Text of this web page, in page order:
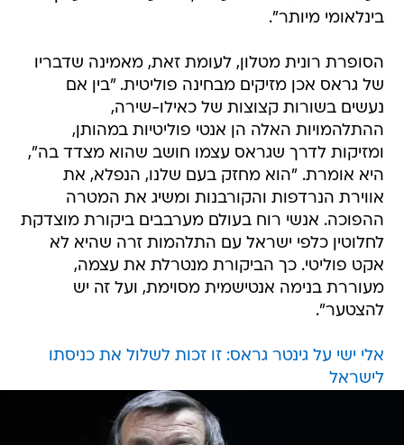
בינלאומי מיותר".
הסופרת רונית מטלון, לעומת זאת, מאמינה שדבריו
של גראס אכן מזיקים מבחינה פוליטית. "בין אם
נעשים בשורות קצוצות של כאילו-שירה,
ההתלהמויות האלה הן אנטי פוליטיות במהותן,
ומזיקות לדרך שגראס עצמו חושב שהוא מצדד בה",
היא אומרת. "הוא מחזק בעם שלנו, הנפלא, את
אווירת הנרדפות והקורבנות ומשיג את המטרה
ההפוכה. אנשי רוח בעולם מערבבים ביקורת מוצדקת
לחלוטין כלפי ישראל עם התלהמות זרה שהיא לא
אקט פוליטי. כך הביקורת מנטרלת את עצמה,
מעוררת בנימה אנטישמית מסוימת, ועל זה יש
להצטער".
אלי ישי על גינטר גראס: זו זכות לשלול את כניסתו
לישראל